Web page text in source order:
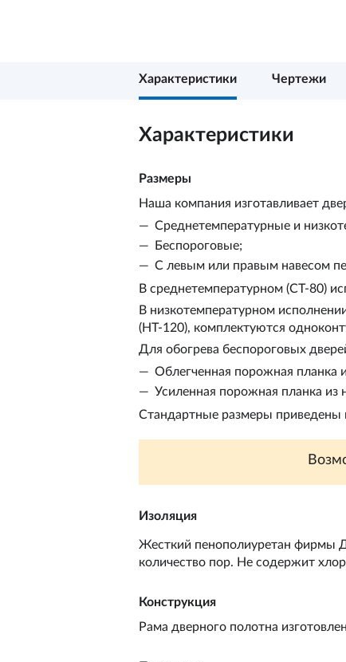
Характеристики Чертежи
Характеристики
Размеры
Наша компания изготавливает
Среднетемпературные и
Беспороговые;
С левым или правым навесом
В среднетемпературном (СТ-80)
В низкотемпературном
(НТ-120), комплектуются
Для обогрева беспороговых
Облегченная порожная
Усиленная порожная планка
Стандартные размеры приведены
Изоляция
Жесткий пенополиуретан фирмы
количество пор. Не содержит
Конструкция
Рама дверного полотна